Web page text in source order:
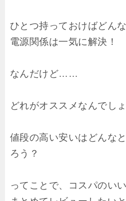
ひとつ持っておけばどん
電源関係は一気に解決！
なんだけど……
どれがオススメなんでし
値段の高い安いはどんな
ろう？
ってことで、コスパのい